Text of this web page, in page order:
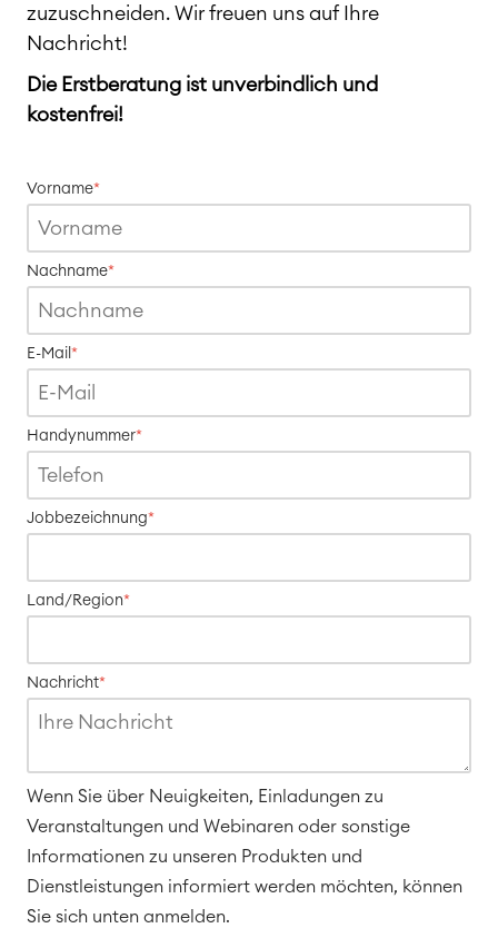
IT Service Management & CMDB
Enterprise Service Management
Asset Management
Industrielle Instandhaltung
Zeiterfassung, Planung und
Überstunden
Geschäftsprozesse
LMS / eLearning
ERP Solutions
zuzuschneiden. Wir freuen uns auf Ihre
Nachricht!
Die Erstberatung ist unverbindlich und
kostenfrei!
Vorname*
Nachname*
E-Mail *
Handynummer*
Jobbezeichnung*
Land/Region*
Nachricht*
Wenn Sie über Neuigkeiten, Einladungen zu
Veranstaltungen und Webinaren oder sonstige
Informationen zu unseren Produkten und
Dienstleistungen informiert werden möchten, können
Sie sich unten anmelden.